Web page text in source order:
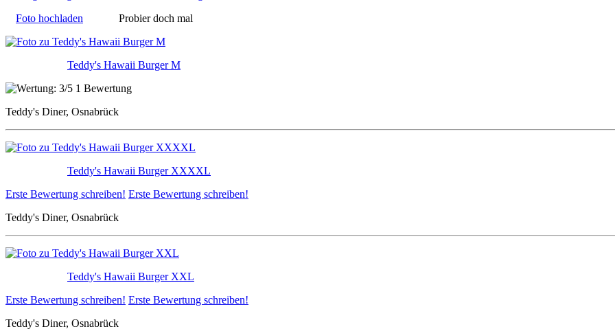
Foto hochladen
Probier doch mal
Teddy's Hawaii Burger M
1 Bewertung
Teddy's Diner, Osnabrück
Teddy's Hawaii Burger XXXXL
Erste Bewertung schreiben! Erste Bewertung schreiben!
Teddy's Diner, Osnabrück
Teddy's Hawaii Burger XXL
Erste Bewertung schreiben! Erste Bewertung schreiben!
Teddy's Diner, Osnabrück